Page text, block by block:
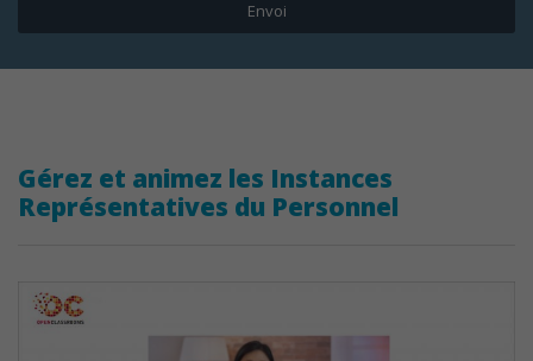
Gérez et animez les Instances
Représentatives du Personnel